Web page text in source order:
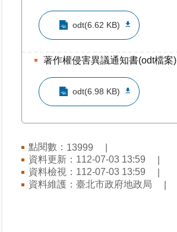
odt(6.62 KB)
著作權侵害異議通知書(odt檔案)
odt(6.98 KB)
點閱數： 13999
資料更新：112-07-03 13:59
資料檢視：112-07-03 13:59
資料維護：臺北市政府地政局